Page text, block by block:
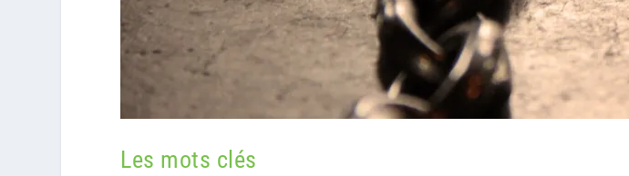
Les mots clés